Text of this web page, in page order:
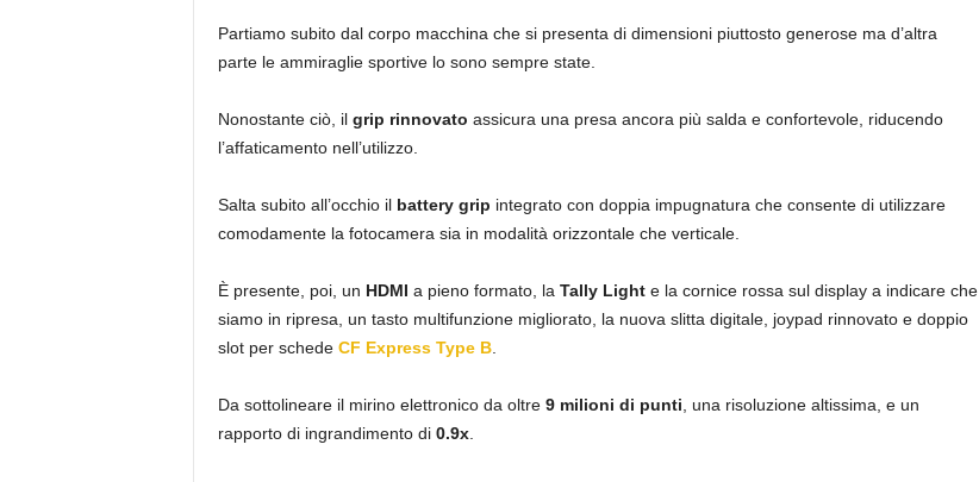
Partiamo subito dal corpo macchina che si presenta di dimensioni piuttosto generose ma d’altra
parte le ammiraglie sportive lo sono sempre state.
Nonostante ciò, il grip rinnovato assicura una presa ancora più salda e confortevole, riducendo
l’affaticamento nell’utilizzo.
Salta subito all’occhio il battery grip integrato con doppia impugnatura che consente di utilizzare
comodamente la fotocamera sia in modalità orizzontale che verticale.
È presente, poi, un HDMI a pieno formato, la Tally Light e la cornice rossa sul display a indicare che
siamo in ripresa, un tasto multifunzione migliorato, la nuova slitta digitale, joypad rinnovato e doppio
slot per schede CF Express Type B.
Da sottolineare il mirino elettronico da oltre 9 milioni di punti , una risoluzione altissima, e un
rapporto di ingrandimento di 0.9x.